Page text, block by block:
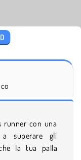
runner con una
superare gli
la tua palla